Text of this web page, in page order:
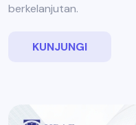
berkelanjutan.
KUNJUNGI